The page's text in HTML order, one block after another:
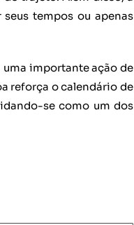
tempos ou apenas
importante ação de
reforça o calendário de
se como um dos